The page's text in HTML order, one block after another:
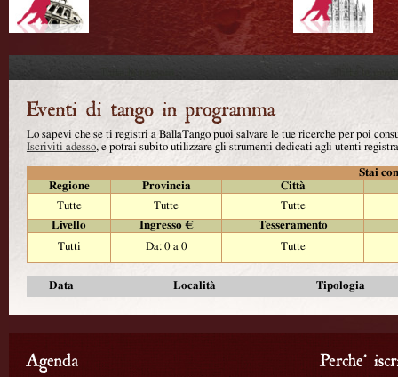
Lo sapevi che se ti registri a BallaTango puoi salvare le tue ricerche per poi
Iscriviti adesso, e potrai subito utilizzare gli strumenti dedicati agli utenti
Stai
Regione
Provincia
Città
Tutte
Tutte
Tutte
Livello
Ingresso €
Tesseramento
Tutti
Da: 0 a 0 Tutte
Data Località Tipologia